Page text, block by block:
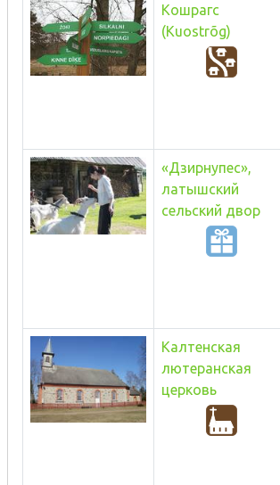
Кошрагс
(Kuostrõg)
«Дзирнупес»,
латышский
сельский двор
Калтенская
лютеранская
церковь